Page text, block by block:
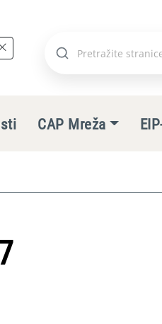
Pretraži
CAP Mreža